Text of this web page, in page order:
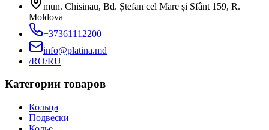
mun. Chisinau, Bd. Ștefan cel Mare și Sfânt 159, R.
Moldova
+37361112200
info@platina.md
/RO/RU
Категории товаров
Кольца
Подвески